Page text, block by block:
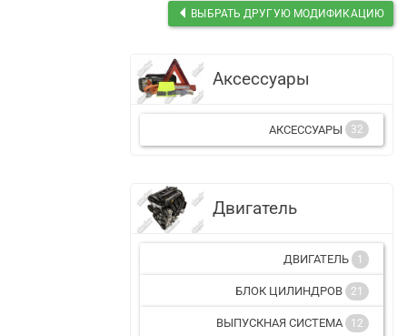
ВЫБРАТЬ ДРУГУЮ МОДИФИКАЦИЮ
Аксессуары
АКСЕССУАРЫ 32
Двигатель
ДВИГАТЕЛЬ 1
БЛОК ЦИЛИНДРОВ 21
ВЫПУСКНАЯ СИСТЕМА 12